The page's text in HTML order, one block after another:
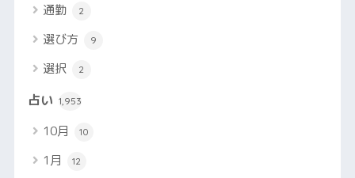
通勤 2
選び方 9
選択 2
占い 1,953
10月 10
1月 12